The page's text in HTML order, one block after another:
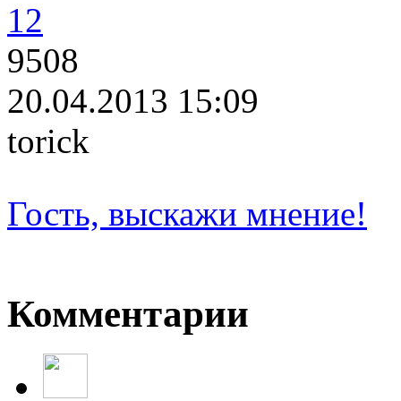
12
9508
20.04.2013 15:09
torick
Гость, выскажи мнение!
Комментарии